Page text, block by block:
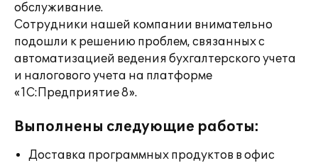
обслуживание.
Сотрудники нашей компании внимательно
подошли к решению проблем, связанных с
автоматизацией ведения бухгалтерского учета
и налогового учета на платформе
«1С:Предприятие 8».
Выполнены следующие работы:
Доставка программных продуктов в офис